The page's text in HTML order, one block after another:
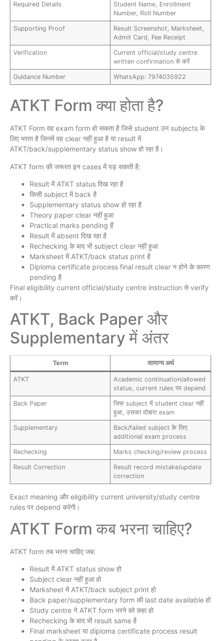
Required Details
Student Name, Enrollment
Number, Roll Number
Supporting Proof
Result Screenshot, Marksheet,
Admit Card, Fee Receipt
Verification
Current official/study centre
written confirmation से करें
Guidance Number WhatsApp: 7974035922
ATKT Form क्या होता है?
ATKT Form वह exam form हो सकता है जिसे student उन subjects के
लिए भरता है जिनमें वह clear नहीं हुआ है या result में
ATKT/back/supplementary status show हो रहा है।
ATKT form की जरूरत इन cases में पड़ सकती है:
Result में ATKT status दिख रहा है
किसी subject में back है
Supplementary status show हो रहा है
Theory paper clear नहीं हुआ
Practical marks pending हैं
Result में absent दिख रहा है
Rechecking के बाद भी subject clear नहीं हुआ
Marksheet में ATKT/back status print है
Diploma certificate process final result clear न होने के कारण
pending है
Final eligibility current official/study centre instruction से verify
करें।
ATKT, Back Paper और
Supplementary में अंतर
Term सामान्य अर्थ
ATKT
Academic continuation/allowed
status, current rules पर depend
Back Paper
जिस subject में student clear नहीं
हुआ, उसका दोबारा exam
Supplementary
Back/failed subject के लिए
additional exam process
Rechecking Marks checking/review process
Result Correction
Result record mistake/update
correction
Exact meaning और eligibility current university/study centre
rules पर depend करेगी।
ATKT Form कब भरना चाहिए?
ATKT form तब भरना चाहिए जब:
Result में ATKT status show हो
Subject clear नहीं हुआ हो
Marksheet में ATKT/back subject print हो
Back paper/supplementary form की last date available हो
Study centre ने ATKT form भरने को कहा हो
Rechecking के बाद भी result same है
Final marksheet या diploma certificate process result